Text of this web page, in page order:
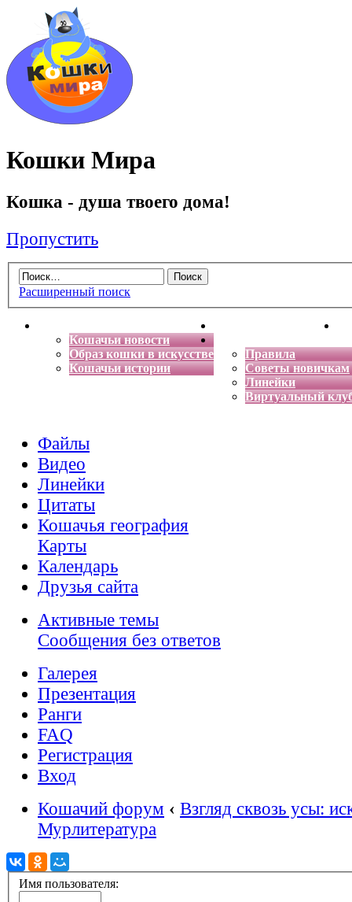
Кошки Мира
Кошка - душа твоего дома!
Пропустить
Расширенный поиск
Кошачьи новости
Образ кошки в искусстве
Кошачьи истории
Энциклопедия кошек
Правила
Советы новичкам
Линейки
Виртуальный
Файлы
Видео
Линейки
Цитаты
Кошачья география
Карты
Календарь
Друзья сайта
Активные темы
Сообщения без ответов
Галерея
Презентация
Ранги
FAQ
Регистрация
Вход
Кошачий форум ‹ Взгляд сквозь усы:
Мурлитература
Имя пользователя: